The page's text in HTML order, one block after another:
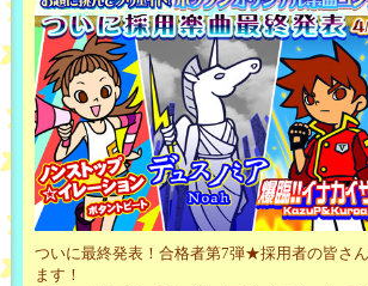
ついに最終発表！合格者第7弾★採用者の皆さ
ます！